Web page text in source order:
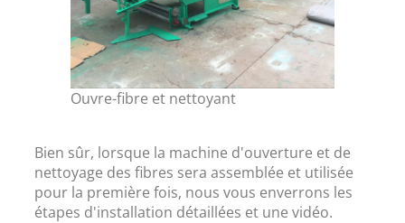
Ouvre-fibre et nettoyant
Bien sûr, lorsque la machine d'ouverture et de
nettoyage des fibres sera assemblée et utilisée
pour la première fois, nous vous enverrons les
étapes d'installation détaillées et une vidéo.